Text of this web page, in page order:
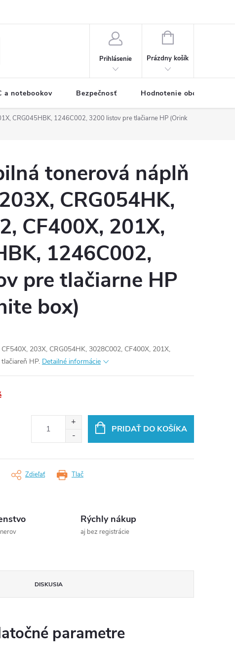
Prihlásenie
NÁKUPNÝ
Prázdny košík
a notebookov Bezpečnosť Hodnotenie obchodu
CRG045HBK, 1246C002, 3200 listov pre tlačiarne HP (Orink
tonerová náplň
CRG054HK,
CF400X, 201X,
1246C002,
pre tlačiarne HP
box)
203X, CRG054HK, 3028C002, CF400X, 201X,
HP. Detailné informácie
PRIDAŤ DO KOŠÍKA
Tlač
Zdieľať
Rýchly nákup
aj bez registrácie
DISKUSIA
parametre